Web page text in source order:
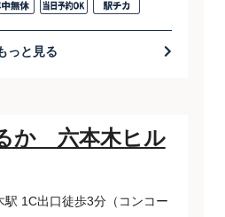
っと見る
か 六本木ヒル
駅 1C出口徒歩3分（コンコー